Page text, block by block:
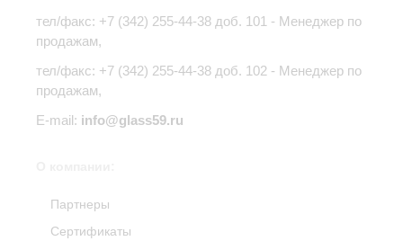
тел/факс: +7 (342) 255-44-38 доб. 101 - Менеджер по
продажам,
тел/факс: +7 (342) 255-44-38 доб. 102 - Менеджер по
продажам,
E-mail: info@glass59.ru
Партнеры
Сертификаты